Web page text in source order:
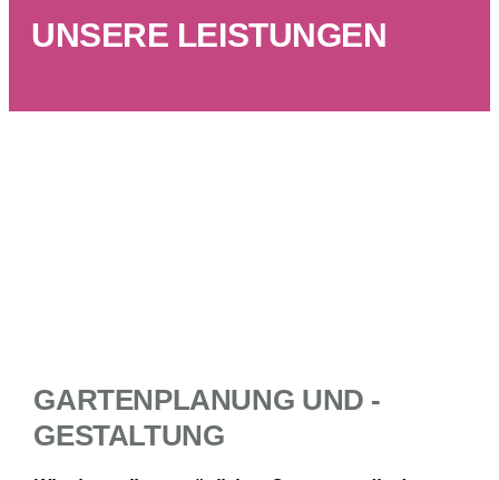
UNSERE LEISTUNGEN
GARTENPLANUNG UND -
GESTALTUNG